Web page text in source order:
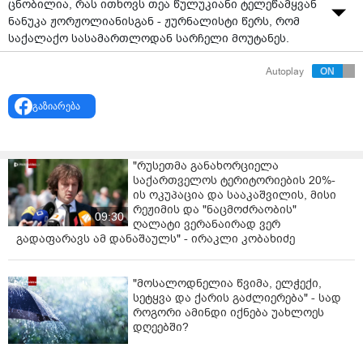
ცნობილია, რას ითხოვს თეა წულუკიანი ტელეწამყვან
ნანუკა ჟორჟოლიანისგან - ჟურნალისტი წერს, რომ
საქალაქო სასამართლოდან სარჩელი მოუტანეს.
თეა წულუკიანი ჟურნალისტ ნანუკა ჟორჟოლიანს
Autoplay
გაზიარება
09:30
"რუსეთმა განახორციელა
საქართველოს ტერიტორიების 20%-
ის ოკუპაცია და სააკაშვილის, მისი
რეჟიმის და "ნაცმოძრაობის"
ღალატი ვერანაირად ვერ
გადაფარავს ამ დანაშაულს" - ირაკლი კობახიძე
"მოსალოდნელია წვიმა, ელჭექი,
სეტყვა და ქარის გაძლიერება" - სად
როგორი ამინდი იქნება უახლოეს
დღეებში?